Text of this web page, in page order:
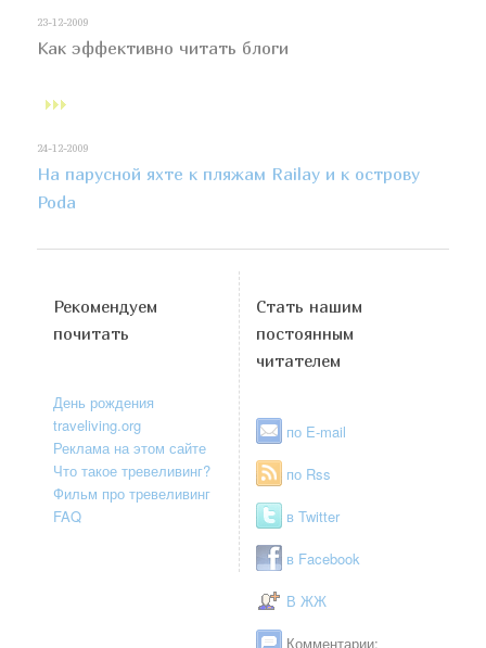
23-12-2009
Как эффективно читать блоги
24-12-2009
На парусной яхте к пляжам Railay и к острову
Poda
Рекомендуем
почитать
День рождения
traveliving.org
Реклама на этом сайте
Что такое тревеливинг?
Фильм про тревеливинг
FAQ
Стать нашим
постоянным
читателем
по E-mail
по Rss
в Twitter
в Facebook
В ЖЖ
Комментарии: